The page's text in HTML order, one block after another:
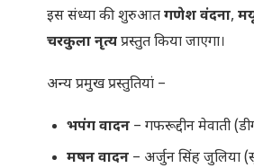
इस संध्या की शुरुआतगणेश वंदना,
चरकुला नृत्यप्रस्तुत किया जाएगा।
अन्य प्रमुख प्रस्तुतियां –
भपंग वादन – गफरूद्दीन मेवाती
मषन वादन – अर्जुन सिंह जुलिया